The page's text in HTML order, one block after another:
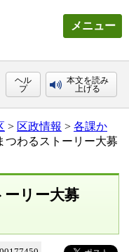
メニュー
ヘル
プ
本文を読み
上げる
> 区政情報 > 各課か
つわるストーリー大募
リー大募